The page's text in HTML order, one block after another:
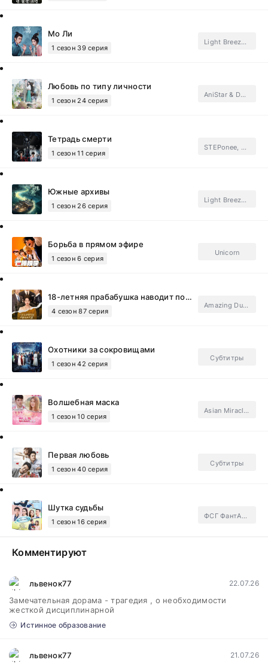
Мо Ли
1 сезон 39 серия
Light Breeze, DubLik.Tv, FSG Jade Fox.Subtitles
Любовь по типу личности
1 сезон 24 серия
AniStar & DEEP
Тетрадь смерти
1 сезон 11 серия
STEPonee, GREEN TEA, DeadSno & den904, ФСГ Альянс.Subtitles
Южные архивы
1 сезон 26 серия
Light Breeze, FSG Jade Fox.Subtitles
Борьба в прямом эфире
1 сезон 6 серия
Unicorn
18-летняя прабабушка наводит порядок в семье
4 сезон 87 серия
Amazing Dubbing
Охотники за сокровищами
1 сезон 42 серия
Субтитры
Волшебная маска
1 сезон 10 серия
Asian Miracle Group, Субтитры
Первая любовь
1 сезон 40 серия
Субтитры
Шутка судьбы
1 сезон 16 серия
ФСГ ФантAsia.Subtitles
Комментируют
львенок77 22.07.26
Замечательная дорама - трагедия , о необходимости
жесткой дисциплинарной
Истинное образование
львенок77 21.07.26